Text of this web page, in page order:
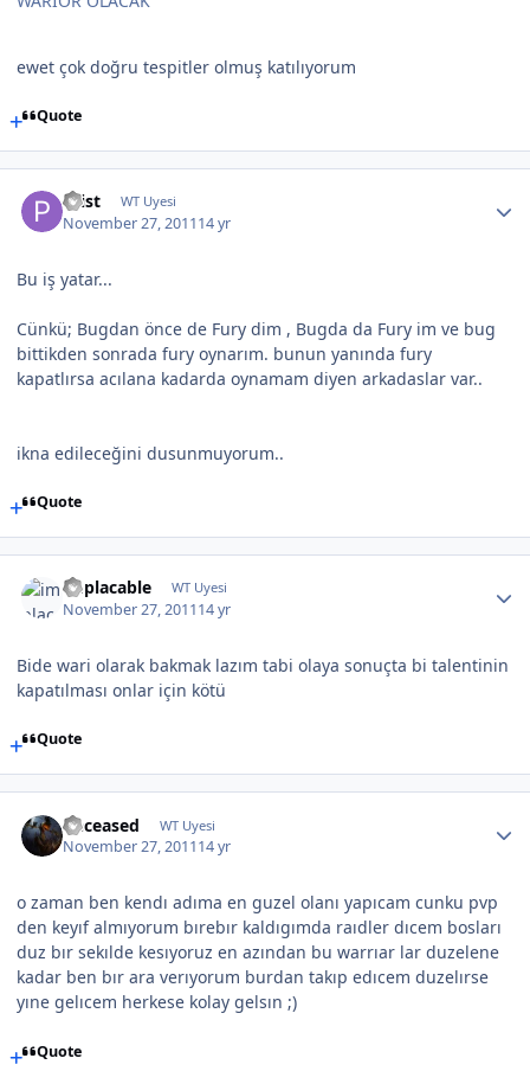
ewet çok doğru tespitler olmuş katılıyorum
Quote
Prist WT Uyesi
November 27, 201114 yr
Bu iş yatar...
Cünkü; Bugdan önce de Fury dim , Bugda da Fury im ve bug
bittikden sonrada fury oynarım. bunun yanında fury
kapatlırsa acılana kadarda oynamam diyen arkadaslar var..
ikna edileceğini dusunmuyorum..
Quote
implacable WT Uyesi
November 27, 201114 yr
Bide wari olarak bakmak lazım tabi olaya sonuçta bi talentinin
kapatılması onlar için kötü
Quote
Deceased WT Uyesi
November 27, 201114 yr
o zaman ben kendı adıma en guzel olanı yapıcam cunku pvp
den keyıf almıyorum bırebır kaldıgımda raıdler dıcem bosları
duz bır sekılde kesıyoruz en azından bu warrıar lar duzelene
kadar ben bır ara verıyorum burdan takıp edıcem duzelırse
yıne gelıcem herkese kolay gelsın ;)
Quote